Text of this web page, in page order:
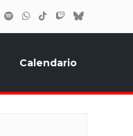
Calendario